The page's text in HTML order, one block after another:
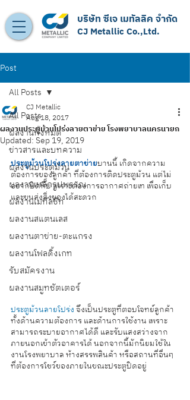
CJ Metallic Co.,Ltd.
บริษัท ซีเจ เมทัลลิค จำกัด
Post
All Posts
ผลงานทั้งหมด
ข่าวสารและบทความ
ผลงานประตูม้วน
ผลงานเหล็กรูปพรรณ
ผลงานเมทัลชีท
ผลงานสแตนเลส
ผลงานตาข่าย-ตะแกรง
ผลงานโฟลดิ้งเกท
รับสมัครงาน
ผลงานสมูทชัตเตอร์
All Posts
ผลงานประตูม้วนโปร่งลายตาข่าย โรงพยาบาลนครนายก
CJ Metallic
Aug 18, 2017
Updated: Sep 19, 2019
ประตูม้วนโปร่งลายตาข่ายบานนี้ เกิดจากความ
ต้องการของลูกค้า ที่ต้องการติดประตูม้วน แต่ไม่
อยากปิดทึบ เพราะต้องการอากาศถ่ายเท เพื่อเก็บ
และขนส่งสิ่งของได้สะดวก
ประตูม้วนลายโปร่ง จึงเป็นประตูที่ตอบโจทย์ลูกค้า
ทั้งด้านความต้องการ และด้านการใช้งาน เพราะ
สามารถระบายอากาศได้ดี และรับแสงสว่างจาก
ภายนอกเข้าตัวอาคารได้ นอกจากนี้มักนิยมใช้ใน
งานโรงพยาบาล ห้างสรรพสินค้า หรือสถานที่อื่นๆ
ที่ต้องการโชว์ของภายในขณะประตูปิดอยู่